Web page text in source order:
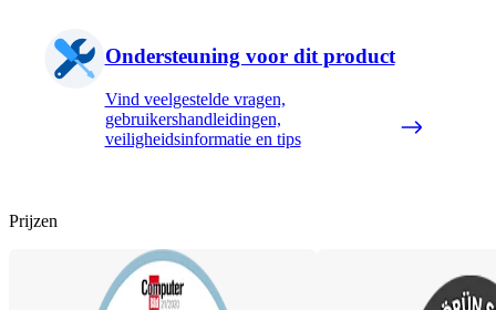
Ondersteuning voor dit product
Vind veelgestelde vragen,
gebruikershandleidingen,
veiligheidsinformatie en tips
Prijzen